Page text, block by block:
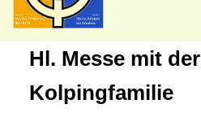
Hl. Messe mit der
Kolpingfamilie